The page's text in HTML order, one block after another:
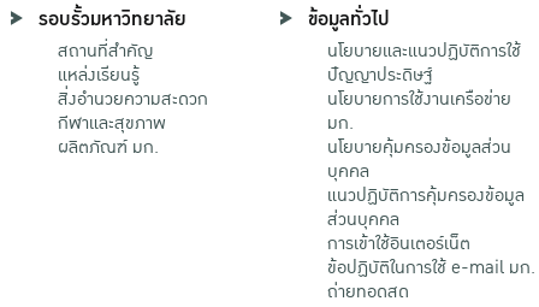
รอบรั้วมหาวิทยาลัย
สถานที่สำคัญ
แหล่งเรียนรู้
สิ่งอำนวยความสะดวก
กีฬาและสุขภาพ
ผลิตภัณฑ์ มก.
ข้อมูลทั่วไป
นโยบายและแนวปฏิบัติการใช้
ปัญญาประดิษฐ์
นโยบายการใช้งานเครือข่าย
มก.
นโยบายคุ้มครองข้อมูลส่วน
บุคคล
แนวปฏิบัติการคุ้มครองข้อมูล
ส่วนบุคคล
การเข้าใช้อินเตอร์เน็ต
ข้อปฏิบัติในการใช้ e-mail มก.
ถ่ายทอดสด